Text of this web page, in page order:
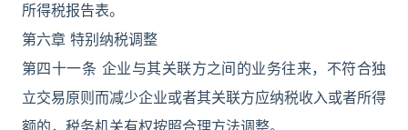
所得税报告表。
第六章 特别纳税调整
第四十一条 企业与其关联方之间的业务往来，不符合独
立交易原则而减少企业或者其关联方应纳税收入或者所得
额的，税务机关有权按照合理方法调整。